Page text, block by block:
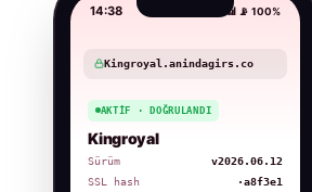
14:38 📶 📡 100%
Kingroyal.anindagirs.co
AKTIF · DOĞRULANDI
Kingroyal
Sürüm
v2026.06.12
SSL hash
·a8f3e1